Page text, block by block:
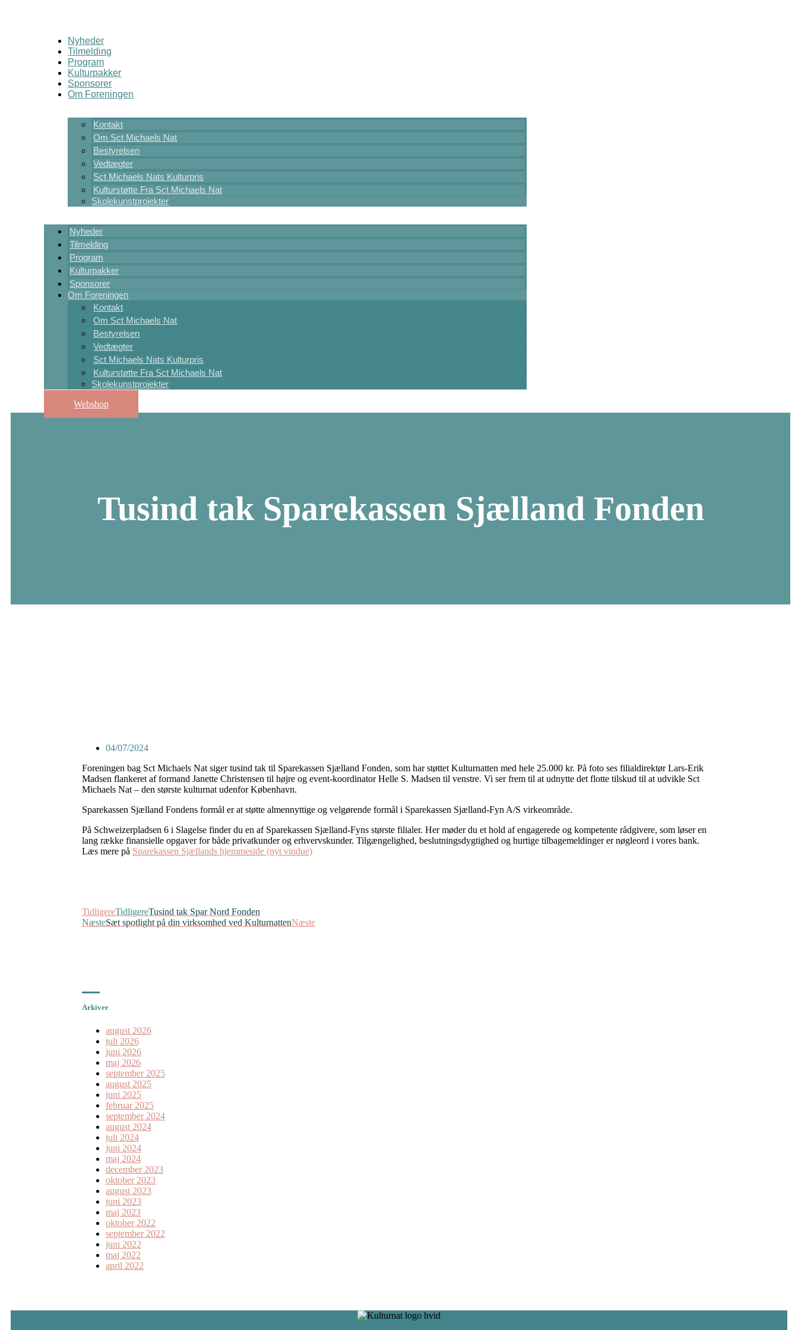
Nyheder
Tilmelding
Program
Kulturpakker
Sponsorer
Om Foreningen
Kontakt
Om Sct Michaels Nat
Bestyrelsen
Vedtægter
Sct Michaels Nats Kulturpris
Kulturstøtte Fra Sct Michaels Nat
Skolekunstprojekter
Nyheder
Tilmelding
Program
Kulturpakker
Sponsorer
Om Foreningen
Kontakt
Om Sct Michaels Nat
Bestyrelsen
Vedtægter
Sct Michaels Nats Kulturpris
Kulturstøtte Fra Sct Michaels Nat
Skolekunstprojekter
Webshop
Tusind tak Sparekassen Sjælland Fonden
04/07/2024
Foreningen bag Sct Michaels Nat siger tusind tak til Sparekassen Sjælland Fonden, som har støttet Kulturnatten med hele 25.000 kr. På foto ses filialdirektør Lars-Erik
Madsen flankeret af formand Janette Christensen til højre og event-koordinator Helle S. Madsen til venstre. Vi ser frem til at udnytte det flotte tilskud til at udvikle Sct
Michaels Nat – den største kulturnat udenfor København.
Sparekassen Sjælland Fondens formål er at støtte almennyttige og velgørende formål i Sparekassen Sjælland-Fyn A/S virkeområde.
På Schweizerpladsen 6 i Slagelse finder du en af Sparekassen Sjælland-Fyns største filialer. Her møder du et hold af engagerede og kompetente rådgivere, som løser en
lang række finansielle opgaver for både privatkunder og erhvervskunder. Tilgængelighed, beslutningsdygtighed og hurtige tilbagemeldinger er nøgleord i vores bank.
Læs mere på Sparekassen Sjællands hjemmeside (nyt vindue)
TidligereTidligereTusind tak Spar Nord Fonden
NæsteSæt spotlight på din virksomhed ved KulturnattenNæste
Arkiver
august 2026
juli 2026
juni 2026
maj 2026
september 2025
august 2025
juni 2025
februar 2025
september 2024
august 2024
juli 2024
juni 2024
maj 2024
december 2023
oktober 2023
august 2023
juni 2023
maj 2023
oktober 2022
september 2022
juni 2022
maj 2022
april 2022